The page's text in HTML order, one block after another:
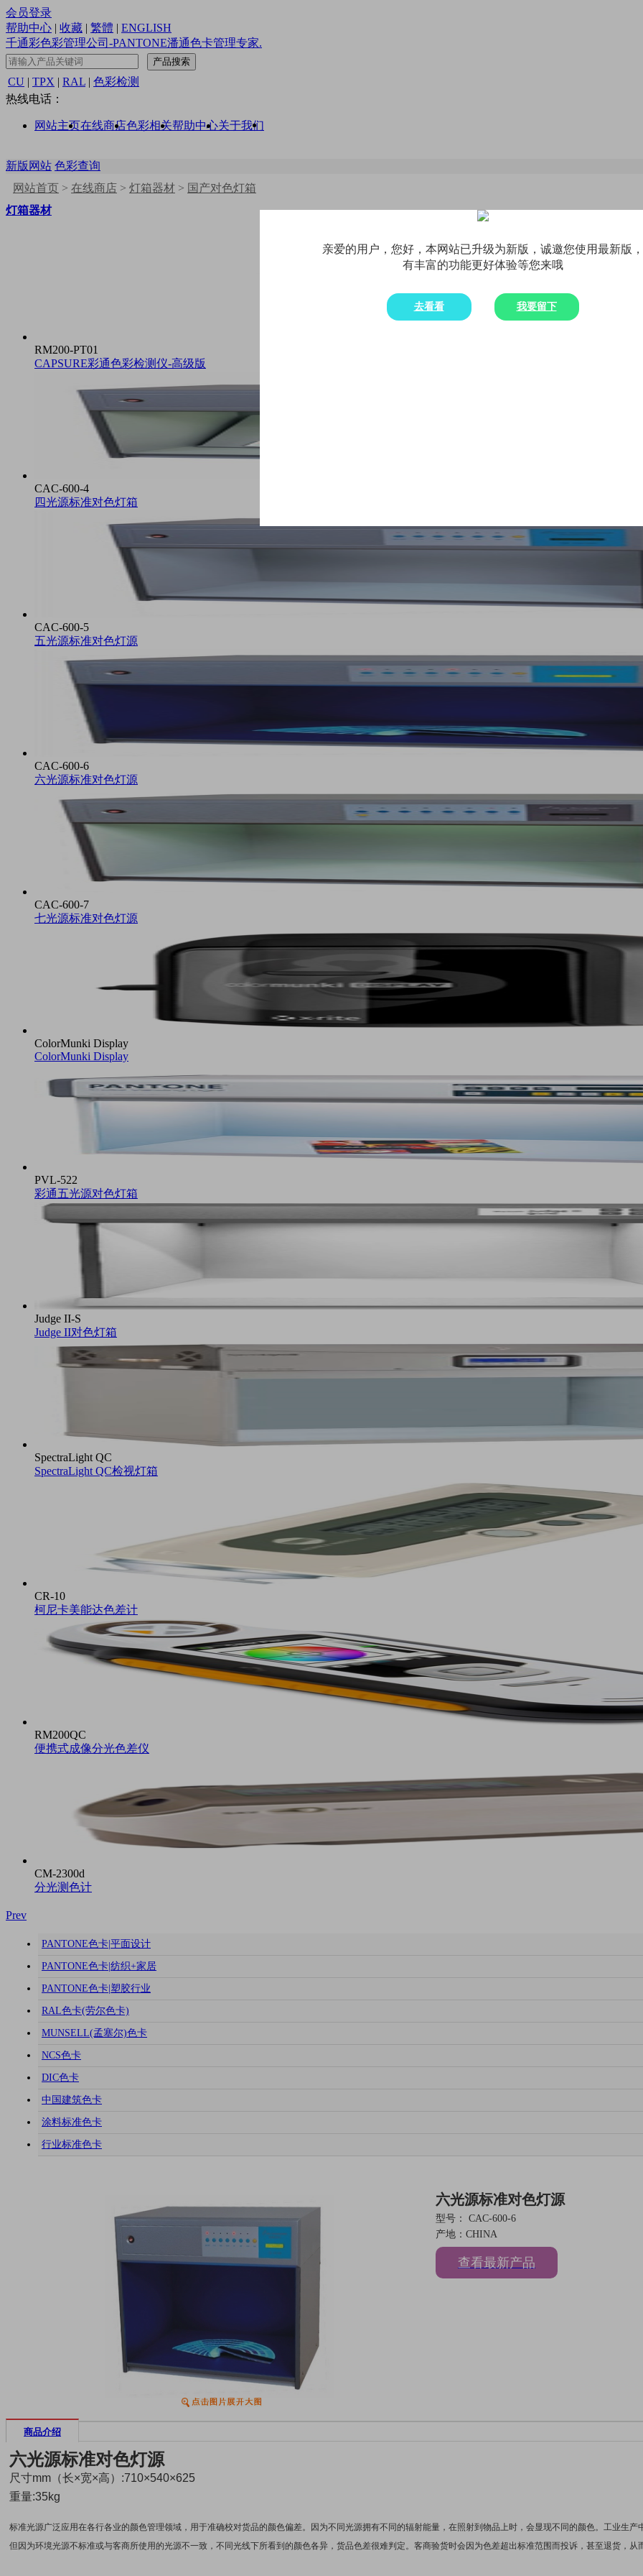
会员登录
帮助中心 | 收藏 | 繁體 | ENGLISH
千通彩色彩管理公司-PANTONE潘通色卡管理专家.
CU | TPX | RAL | 色彩检测
热线电话：
网站主页在线商店色彩相关帮助中心关于我们
新版网站 色彩查询
网站首页 > 在线商店 > 灯箱器材 > 国产对色灯箱
灯箱器材
RM200-PT01
CAPSURE彩通色彩检测仪-高级版
CAC-600-4
四光源标准对色灯箱
CAC-600-5
五光源标准对色灯源
CAC-600-6
六光源标准对色灯源
CAC-600-7
七光源标准对色灯源
ColorMunki Display
ColorMunki Display
PVL-522
彩通五光源对色灯箱
Judge II-S
Judge II对色灯箱
SpectraLight QC
SpectraLight QC检视灯箱
CR-10
柯尼卡美能达色差计
RM200QC
便携式成像分光色差仪
CM-2300d
分光测色计
Prev
PANTONE色卡|平面设计
PANTONE色卡|纺织+家居
PANTONE色卡|塑胶行业
RAL色卡(劳尔色卡)
MUNSELL(孟塞尔)色卡
NCS色卡
DIC色卡
中国建筑色卡
涂料标准色卡
行业标准色卡
六光源标准对色灯源
型号：
CAC-600-6
产地：CHINA
查看最新产品
商品介绍
六光源标准对色灯源
尺寸mm（长×宽×高）:710×540×625
重量:35kg
标准光源广泛应用在各行各业的颜色管理领域，用于准确校对货品的颜色偏差。因为不同光源拥有不同的辐射能量，在照射到物品上时，会显现不同的颜色。工业生
但因为环境光源不标准或与客商所使用的光源不一致，不同光线下所看到的颜色各异，货品色差很难判定。客商验货时会因为色差超出标准范围而投诉，甚至退货，从
亲爱的用户，您好，本网站已升级为新版，诚邀您使用最新版，
有丰富的功能更好体验等您来哦
去看看 我要留下